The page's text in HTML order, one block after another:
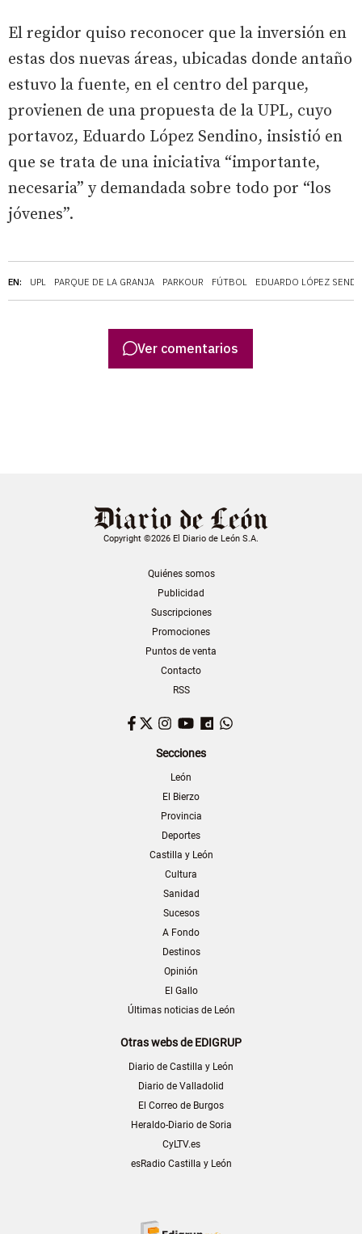
EN: UPL PARQUE DE LA GRANJA PARKOUR FÚTBOL EDUARDO LÓPEZ
El regidor quiso reconocer que la inversión en
estas dos nuevas áreas, ubicadas donde antaño
estuvo la fuente, en el centro del parque,
provienen de una propuesta de la UPL, cuyo
portavoz, Eduardo López Sendino, insistió en
que se trata de una iniciativa “importante,
necesaria” y demandada sobre todo por “los
jóvenes”.
Ver comentarios
Copyright ©2026 El Diario de León S.A.
Quiénes somos
Publicidad
Suscripciones
Promociones
Puntos de venta
Contacto
RSS
Facebook
TwitterInstagram
YouTubeDailymotion
Secciones
León
El Bierzo
Provincia
Deportes
Castilla y León
Cultura
Sanidad
Sucesos
A Fondo
Destinos
Opinión
El Gallo
Últimas noticias de León
Otras webs de EDIGRUP
Diario de Castilla y León
Diario de Valladolid
El Correo de Burgos
Heraldo-Diario de Soria
CyLTV.es
esRadio Castilla y León